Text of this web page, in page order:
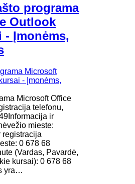
programa
Outlook
- Įmonėms,
Microsoft Office
telefonu,
ir
mieste:
registracija
0 678 68
(Vardas, Pavardė,
kursai): 0 678 68
yra…